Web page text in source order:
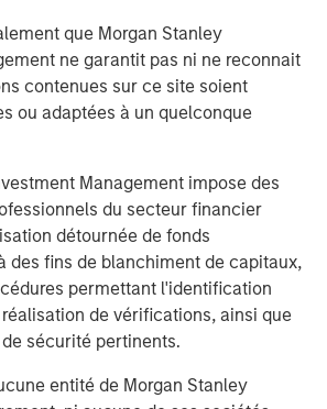
que Morgan Stanley
ne garantit pas ni ne reconnait
contenues sur ce site soient
ou adaptées à un quelconque
Management impose des
du secteur financier
détournée de fonds
des fins de blanchiment de capitaux,
permettant l'identification
de vérifications, ainsi que
sécurité pertinents.
entité de Morgan Stanley
"This combination will immediately
top tier of cloud services providers
platform from which to pursue
initiatives through both
scale of Fusion following the
will gain new efficiencies and
which we believe will drive
also expect that the new Fusion
among investors and
expanded access to the capital
further support our compelling